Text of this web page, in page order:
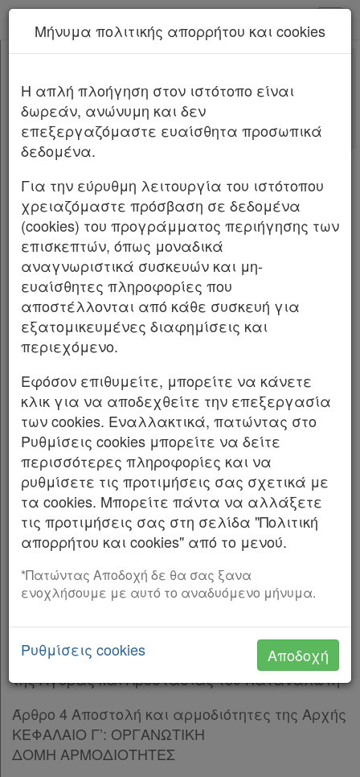
Κεφαλίδα
Σώμα [-]
ΜΕΡΟΣ Α’ [-]
ΚΕΦΑΛΑΙΟ Α’
Άρθρο 2
ΚΕΦΑΛΑΙΟ Β’ [-]
Άρθρο 3 [-]
Παρ.1
Παρ.2
Παρ.3
Παρ.4
Άρθρο 4 [-]
Παρ.1
Παρ.2
ΚΕΦΑΛΑΙΟ Γ’ [-]
Άρθρο 5
Άρθρο 6 [-]
Παρ.1
Παρ.2
Παρ.3
Παρ.4
Άρθρο 7 [-]
Παρ.1
Παρ.2
Άρθρο 8 [-]
Παρ.3
Παρ.5
Παρ.6
Άρθρο 9 [-]
Παρ.1
Νέα υπηρεσία Kodiko Assistant.Περισσότερα
Νόμος 5255/2025
Αλλαγές που επέφερε
Με τιςτελευταίες αλλαγές
NOMOΣ ΥΠ’ ΑΡΙΘΜ.5255 ΦΕΚ Α 219/28.11.2025
Σύσταση και λειτουργία Ανεξάρτητης Αρχής
Ελέγχου της Αγοράς και Προστασίας του
Καταναλωτή, ρυθμίσεις για την Επιτροπή
Ανταγωνισμού και λοιπές διατάξεις.
Ο ΠΡΟΕΔΡΟΣ ΤΗΣ ΕΛΛΗΝΙΚΗΣ ΔΗΜΟΚΡΑΤΙΑΣ
Εκδίδομε τον ακόλουθο νόμο που ψήφισε η
Βουλή:
ΠΙΝΑΚΑΣ ΠΕΡΙΕΧΟΜΕΝΩΝ ΜΕΡΟΣ Α’: ΣΥΣΤΑΣΗ
ΚΑΙ ΛΕΙΤΟΥΡΓΙΑ ΑΝΕΞΑΡΤΗΤΗΣ
ΑΡΧΗΣ ΕΛΕΓΧΟΥ ΤΗΣ ΑΓΟΡΑΣ ΚΑΙ ΠΡΟΣΤΑΣΙΑΣ
ΤΟΥ ΚΑΤΑΝΑΛΩΤΗ
ΚΕΦΑΛΑΙΟ Α’: ΣΚΟΠΟΣ ΑΝΤΙΚΕΙΜΕΝΟ Άρθρο 1
Σκοπός Άρθρο 2 Αντικείμενο ΚΕΦΑΛΑΙΟ Β’:
ΑΓΟΡΑΣ ΚΑΙ ΠΡΟΣΤΑΣΙΑΣ ΤΟΥ ΚΑΤΑΝΑΛΩΤΗ,
ΑΡΜΟΔΙΟΤΗΤΕΣ ΚΑΙ ΛΕΙΤΟΥΡΓΙΚΗ
ΑΝΕΞΑΡΤΗΣΙΑ
Άρθρο 3 Σύσταση Ανεξάρτητης Αρχής Ελέγχου
της Αγοράς και Προστασίας του Καταναλωτή
Άρθρο 4 Αποστολή και αρμοδιότητες της Αρχής
ΚΕΦΑΛΑΙΟ Γ’: ΟΡΓΑΝΩΤΙΚΗ
ΔΟΜΗ ΑΡΜΟΔΙΟΤΗΤΕΣ
Μήνυμα πολιτικής απορρήτου και cookies
H απλή πλοήγηση στον ιστότοπο είναι
δωρεάν, ανώνυμη και δεν
επεξεργαζόμαστε ευαίσθητα προσωπικά
δεδομένα.
Για την εύρυθμη λειτουργία του ιστότοπου
χρειαζόμαστε πρόσβαση σε δεδομένα
(cookies) του προγράμματος περιήγησης των
επισκεπτών, όπως μοναδικά
αναγνωριστικά συσκευών και μη-
ευαίσθητες πληροφορίες που
αποστέλλονται από κάθε συσκευή για
εξατομικευμένες διαφημίσεις και
περιεχόμενο.
Εφόσον επιθυμείτε, μπορείτε να κάνετε
κλικ για να αποδεχθείτε την επεξεργασία
των cookies. Εναλλακτικά, πατώντας στο
Ρυθμίσεις cookies μπορείτε να δείτε
περισσότερες πληροφορίες και να
ρυθμίσετε τις προτιμήσεις σας σχετικά με
τα cookies. Μπορείτε πάντα να αλλάξετε
τις προτιμήσεις σας στη σελίδα "Πολιτική
απορρήτου και cookies" από το μενού.
*Πατώντας Αποδοχή δε θα σας ξανα
ενοχλήσουμε με αυτό το αναδυόμενο μήνυμα.
Ρυθμίσεις cookies Αποδοχή